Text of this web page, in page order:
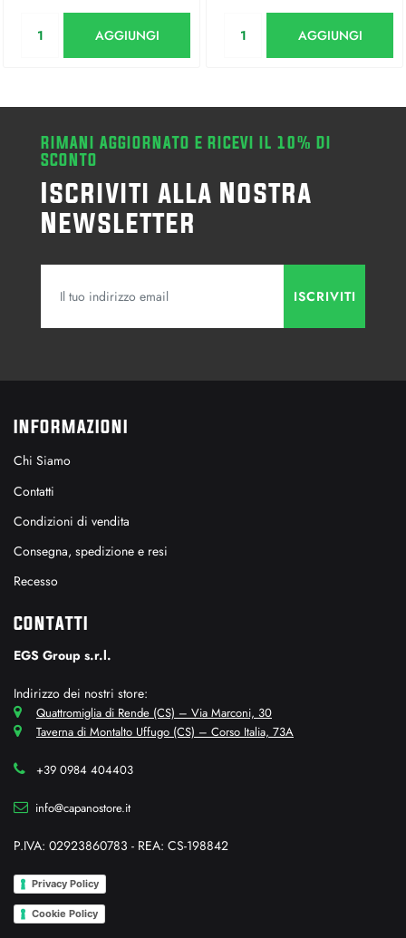
AGGIUNGI AGGIUNGI
RIMANI AGGIORNATO E RICEVI IL 10% DI
SCONTO
Iscriviti alla Nostra
Newsletter
INFORMAZIONI
Chi Siamo
Contatti
Condizioni di vendita
Consegna, spedizione e resi
Recesso
CONTATTI
EGS Group s.r.l.
Indirizzo dei nostri store:
Quattromiglia di Rende (CS) – Via Marconi, 30
Taverna di Montalto Uffugo (CS) – Corso Italia, 73A
+39 0984 404403
info@capanostore.it
P.IVA: 02923860783 - REA: CS-198842
Privacy Policy
Cookie Policy